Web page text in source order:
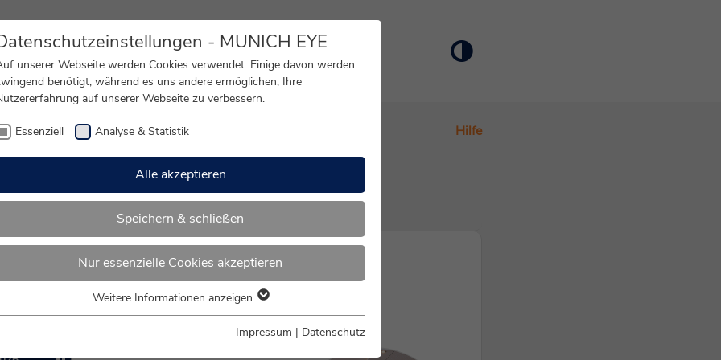
Hilfe
Beratung | Einsteinstr. 1, 81675 München
das gewünschte Datum und dann die Zeit:
- MUNICH EYE
unserer Webseite werden Cookies verwendet. Einige davon werden
benötigt, während es uns andere ermöglichen, Ihre
auf unserer Webseite zu verbessern.
Essenziell Analyse & Statistik
Alle akzeptieren
Speichern & schließen
Nur essenzielle Cookies akzeptieren
Essenzielle Cookies werden für grundlegende Funktionen der
Weitere Informationen anzeigen
Impressum | Datenschutz